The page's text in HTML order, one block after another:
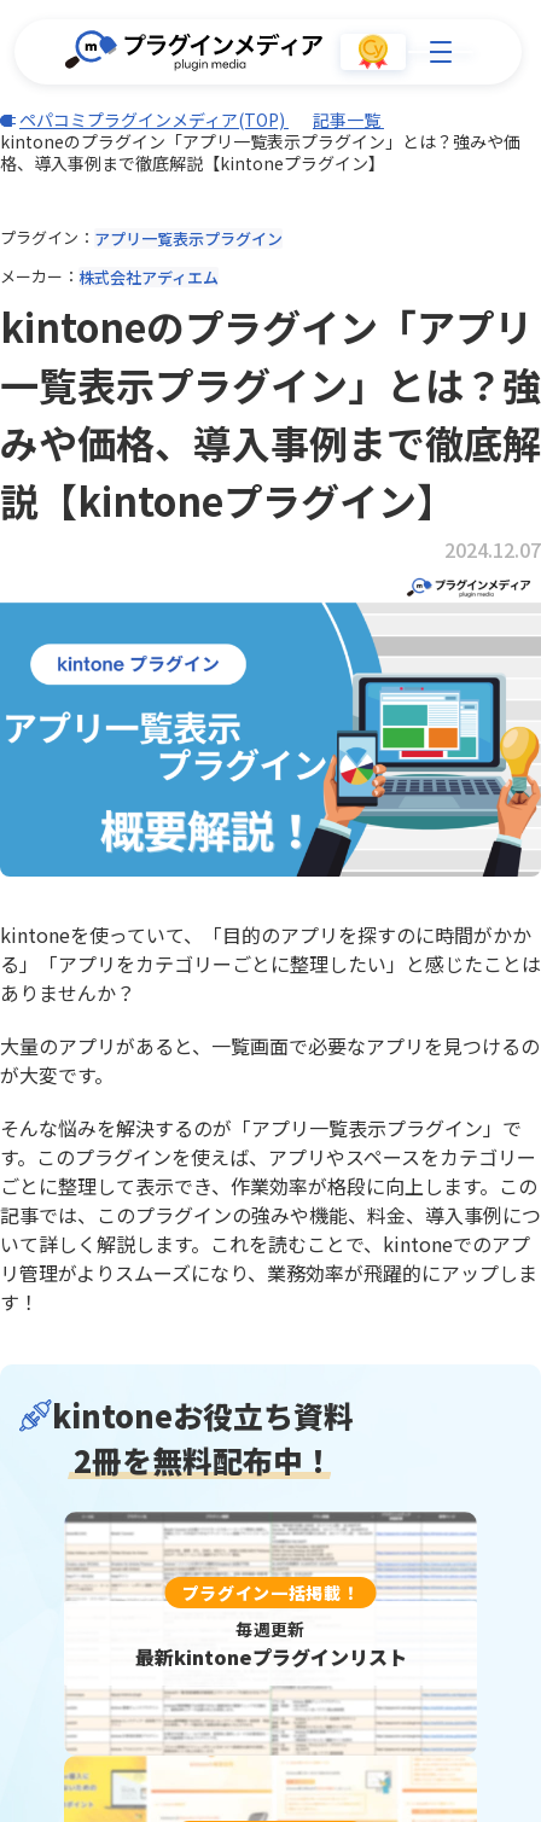
ペパコミプラグインメディア(TOP)
記事一覧
kintoneのプラグイン「アプリ一覧表示プラグイン」とは？強みや価
格、導入事例まで徹底解説【kintoneプラグイン】
プラグイン
アプリ一覧表示プラグイン
メーカー
株式会社アディエム
kintoneのプラグイン「アプリ
一覧表示プラグイン」とは？強
みや価格、導入事例まで徹底解
説【kintoneプラグイン】
2024.12.07
kintoneを使っていて、「目的のアプリを探すのに時間がかか
る」「アプリをカテゴリーごとに整理したい」と感じたことは
ありませんか？
大量のアプリがあると、一覧画面で必要なアプリを見つけるの
が大変です。
そんな悩みを解決するのが「アプリ一覧表示プラグイン」で
す。このプラグインを使えば、アプリやスペースをカテゴリー
ごとに整理して表示でき、作業効率が格段に向上します。この
記事では、このプラグインの強みや機能、料金、導入事例につ
いて詳しく解説します。これを読むことで、kintoneでのアプ
リ管理がよりスムーズになり、業務効率が飛躍的にアップしま
す！
kintoneお役立ち資料
2冊を無料配布中！
プラグイン一括掲載！
毎週更新
最新kintoneプラグインリスト